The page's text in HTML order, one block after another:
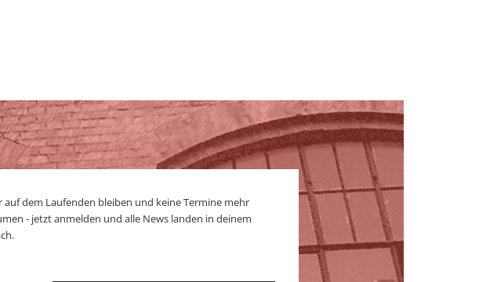
auf dem Laufenden bleiben und keine Termine mehr
- jetzt anmelden und alle News landen in deinem